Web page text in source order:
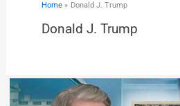
Home Donald J. Trump
Donald J. Trump